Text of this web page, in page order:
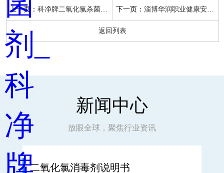
上一页：科净牌二氧化氯杀菌剂检验检测报告 下一页：淄博华润职业健康安全管理体系认证证书
返回列表
新闻中心
放眼全球，聚焦行业资讯
二氧化氯消毒剂说明书